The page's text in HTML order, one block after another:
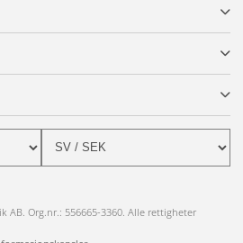
AB. Org.nr.: 556665-3360. Alle rettigheter